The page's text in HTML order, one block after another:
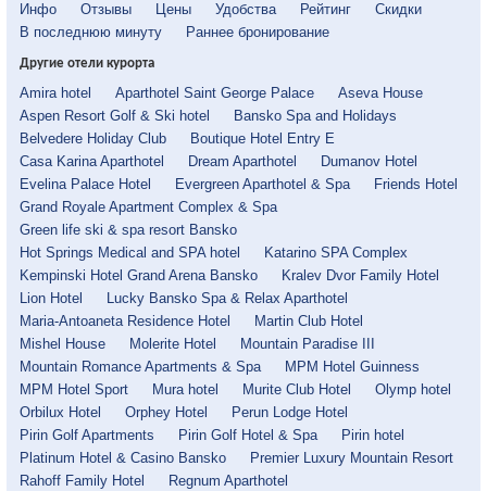
Инфо Отзывы Цены Удобства Рейтинг
Скидки
В последнюю минуту
Раннее бронирование
Другие отели курорта
Amira hotel Aparthotel Saint George Palace
Aseva House
Aspen Resort Golf & Ski hotel
Bansko Spa and Holidays
Belvedere Holiday Club
Boutique Hotel Entry E
Casa Karina Aparthotel
Dream Aparthotel
Dumanov Hotel
Evelina Palace Hotel
Evergreen Aparthotel & Spa
Friends Hotel
Grand Royale Apartment Complex & Spa
Green life ski & spa resort Bansko
Hot Springs Medical and SPA hotel
Katarino SPA Complex
Kempinski Hotel Grand Arena Bansko
Kralev Dvor Family Hotel
Lion Hotel
Lucky Bansko Spa & Relax Aparthotel
Maria-Antoaneta Residence Hotel
Martin Club Hotel
Mishel House
Molerite Hotel
Mountain Paradise III
Mountain Romance Apartments & Spa
MPM Hotel Guinness
MPM Hotel Sport
Mura hotel Murite Club Hotel
Olymp hotel
Orbilux Hotel
Orphey Hotel
Perun Lodge Hotel
Pirin Golf Apartments
Pirin Golf Hotel & Spa
Pirin hotel
Platinum Hotel & Casino Bansko
Premier Luxury Mountain Resort
Rahoff Family Hotel
Regnum Aparthotel